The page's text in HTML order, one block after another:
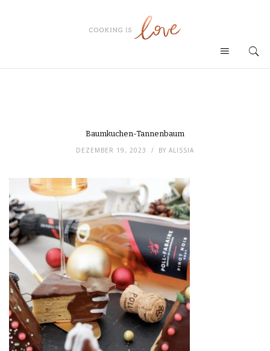
Baumkuchen-Tannenbaum
DEZEMBER 19, 2023 BY ALISSIA